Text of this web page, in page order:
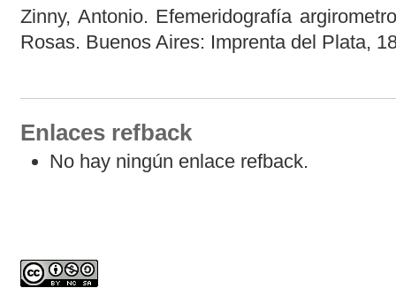
Zinny, Antonio. Efemeridografía
Rosas. Buenos Aires: Imprenta del Plata,
Enlaces refback
No hay ningún enlace refback.